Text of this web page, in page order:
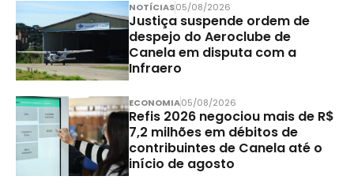
NOTÍCIAS05/08/2026
Justiça suspende ordem de
despejo do Aeroclube de
Canela em disputa com a
Infraero
ECONOMIA05/08/2026
Refis 2026 negociou mais de R$
7,2 milhões em débitos de
contribuintes de Canela até o
início de agosto